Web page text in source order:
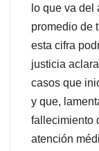
lo que va del
promedio de
esta cifra
justicia
casos que
y que,
fallecimiento
atención